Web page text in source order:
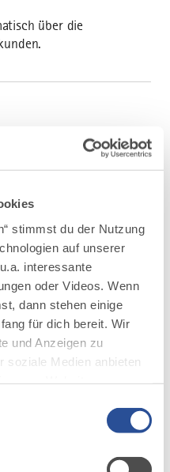
stimmst du der Nutzung
auf unserer
interessante
oder Videos. Wenn
dann stehen einige
für dich bereit. Wir
und Anzeigen zu
soziale Medien anbieten
an unsere Partner
über die